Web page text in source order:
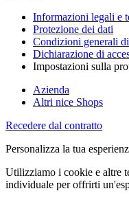
Informazioni legali e
Protezione dei dati
Condizioni generali
Dichiarazione di
Impostazioni sulla
Azienda
Altri nice Shops
Recedere dal contratto
Personalizza la tua
Utilizziamo i cookie e altre
individuale per offrirti